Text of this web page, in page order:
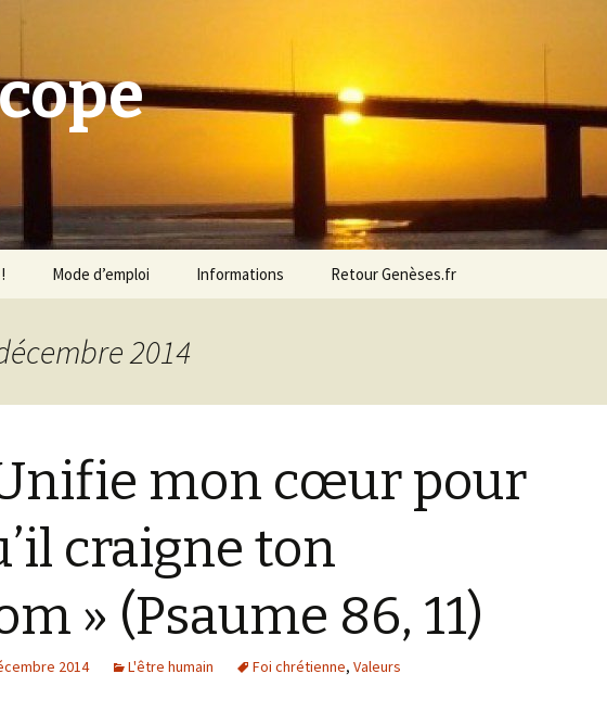
Mode d’emploi Informations Retour Genèses.fr
2014
mon cœur pour
craigne ton
» (Psaume 86, 11)
2014 L'être humain Foi chrétienne, Valeurs